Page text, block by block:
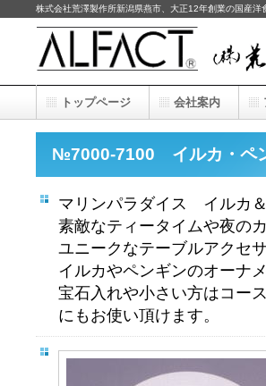
株式会社荒澤製作所新潟県燕市、大正12年創業の国産
№7000-7100 イルカ・ペ
マリンパラダイス イルカ
素敵なティータイムや夜の
ユニークなテーブルアクセサ
イルカやペンギンのオーナ
宝石入れや小さい方はコー
にもお使い頂けます。
トップページ 会社案内